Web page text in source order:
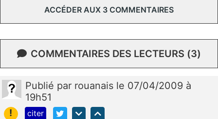
ACCÉDER AUX 3 COMMENTAIRES
COMMENTAIRES DES LECTEURS (3)
Publié par rouanais le 07/04/2009 à
19h51
!
citer